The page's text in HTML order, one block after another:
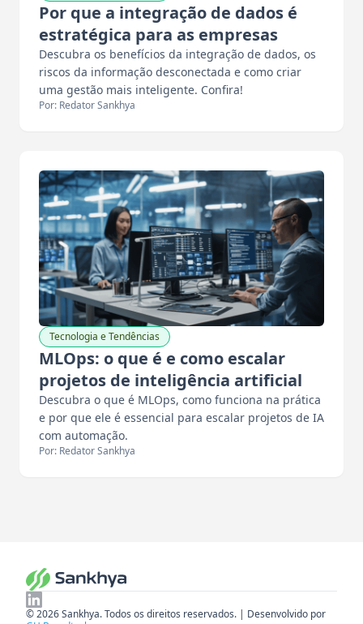
Por que a integração de dados é
estratégica para as empresas
Descubra os benefícios da integração de dados, os
riscos da informação desconectada e como criar
uma gestão mais inteligente. Confira!
Por: Redator Sankhya
Tecnologia e Tendências
MLOps: o que é e como escalar
projetos de inteligência artificial
Descubra o que é MLOps, como funciona na prática
e por que ele é essencial para escalar projetos de IA
com automação.
Por: Redator Sankhya
© 2026 Sankhya. Todos os direitos reservados. | Desenvolvido por